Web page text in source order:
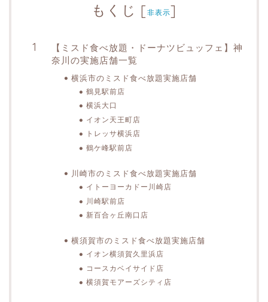
もくじ [非表示]
【ミスド食べ放題・ドーナツビュッフェ】神
奈川の実施店舗一覧
横浜市のミスド食べ放題実施店舗
鶴見駅前店
横浜大口
イオン天王町店
トレッサ横浜店
鶴ケ峰駅前店
川崎市のミスド食べ放題実施店舗
イトーヨーカドー川崎店
川崎駅前店
新百合ヶ丘南口店
横須賀市のミスド食べ放題実施店舗
イオン横須賀久里浜店
コースカベイサイド店
横須賀モアーズシティ店